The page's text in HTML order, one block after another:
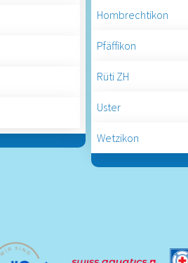
Hombrechtikon
Pfäffikon
Rüti ZH
Uster
Wetzikon